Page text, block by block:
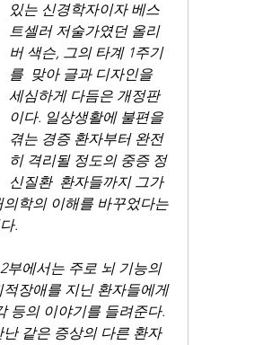
있는 신경학자이자 베스
트셀러 저술가였던 올리
버 색슨, 그의 타계 1주기
를  맞아 글과 디자인을
세심하게 다듬은 개정판
이다. 일상생활에 불편을
겪는 경증 환자부터 완전
히 격리될 정도의 중증 정
신질환  환자들까지 그가
학의 이해를 바꾸었다는
.
장애를 지닌 환자들에게
등의 이야기를 들려준다.
같은 증상의 다른 환자